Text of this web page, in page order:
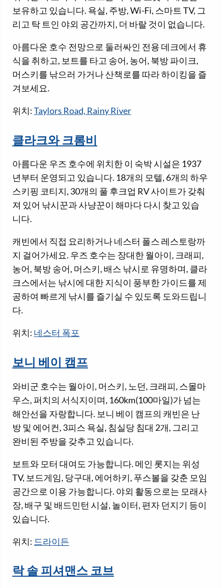
보유하고 있습니다. 욕실, 주방, Wi-Fi, 스마트 TV, 그
리고 탁 트인 야외 공간까지, 더 바랄 것이 없습니다.
아름다운 호수 전망으로 둘러싸인 전용 데크에서 휴
식을 취하고, 보트를 타고 송어, 농어, 북방 파이크,
머스키를 낚으러 가거나 산책로를 따라 하이킹을 즐
겨보세요.
위치:Taylors Road, Rainy River
클라크와 크롬비
아름다운 우즈 호수에 위치한 이 숙박 시설은 1937
년부터 운영되고 있습니다. 18개의 모텔, 6개의 하우
스키핑 코티지, 30개의 풀 후크업 RV 사이트가 갖춰
져 있어 낚시꾼과 사냥꾼이 해마다 다시 찾고 있습
니다.
캐빈에서 직접 요리하거나 네스터 폴스 레스토랑까
지 걸어가세요. 우즈 호수는 장대한 월아이, 크래피,
농어, 북방 송어, 머스키, 배스 낚시로 유명하며, 클라
크스에서는 낚시에 대한 지식이 풍부한 가이드를 제
공하여 빠르게 낚시를 즐기실 수 있도록 도와드립니
다.
위치: 네스터 폭포
보니 베이 캠프
와비군 호수는 월아이, 머스키, 노던, 크래피, 스몰마
우스, 퍼치의 서식지이며, 160km(100마일)가 넘는
해안선을 자랑합니다. 보니 베이 캠프의 캐빈은 난
방 및 에어컨, 3피스 욕실, 침실당 침대 2개, 그리고
완비된 주방을 갖추고 있습니다.
보트와 모터 대여도 가능합니다. 메인 롯지는 위성
TV, 보드게임, 당구대, 에어하키, 푸스볼을 갖춘 모임
공간으로 이용 가능합니다. 야외 활동으로는 모래사
장, 배구 및 배드민턴 시설, 놀이터, 편자 던지기 등이
있습니다.
위치: 드라이든
락 솔 피셔맨스 코브